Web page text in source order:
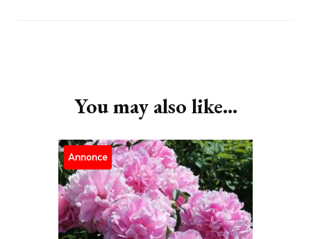
You may also like...
Annonce